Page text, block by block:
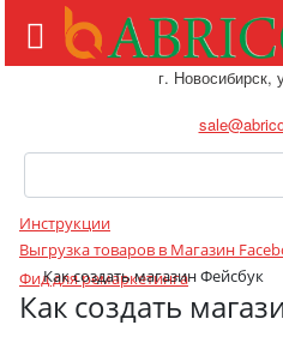
г. Новосибирск,
Инструкции
Выгрузка товаров в Магазин
Фид для ремаркетинга
Как создать магазин Фейсбук
Как создать